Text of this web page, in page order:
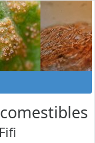
Fifi